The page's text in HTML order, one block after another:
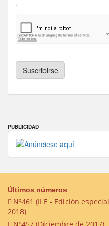
Suscribirse
PUBLICIDAD
Últimos números
Nº461 (ILE - Edición
2018)
Nº457 (Diciembre de 2017)